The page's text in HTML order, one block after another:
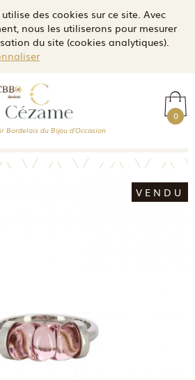
des cookies sur ce site. Avec
nous les utiliserons pour mesurer
du site (cookies analytiques).
0
Bordelais du Bijou d'Occasion
VENDU